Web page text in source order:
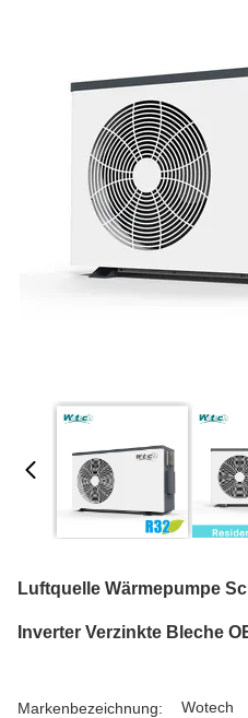
Luftquelle Wärmepumpe
Inverter Verzinkte Bleche
Markenbezeichnung: Wotech